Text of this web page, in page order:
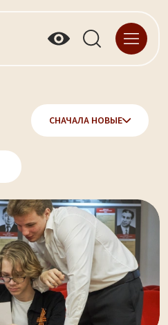
СНАЧАЛА НОВЫЕ